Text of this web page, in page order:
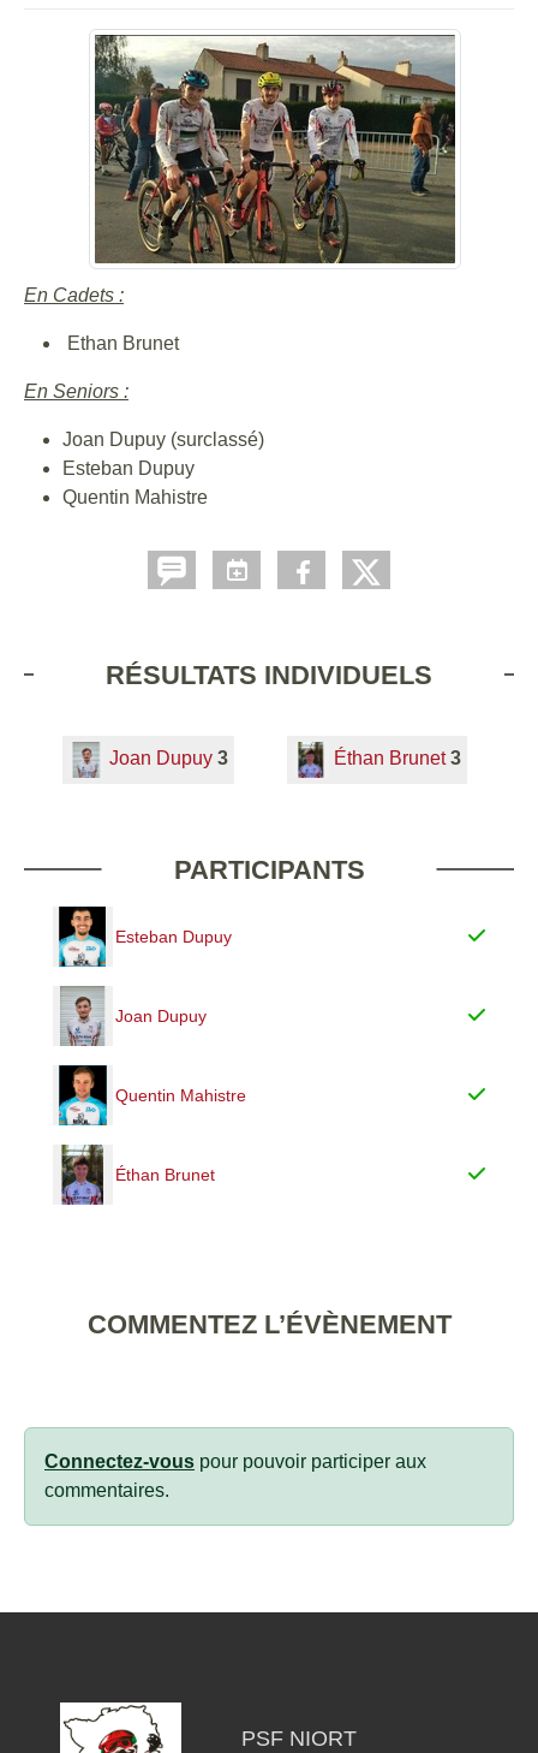
En Cadets :
Ethan Brunet
En Seniors :
Joan Dupuy (surclassé)
Esteban Dupuy
Quentin Mahistre
RÉSULTATS INDIVIDUELS
Joan Dupuy 3 Éthan Brunet 3
PARTICIPANTS
Esteban Dupuy
Joan Dupuy
Quentin Mahistre
Éthan Brunet
COMMENTEZ L’ÉVÈNEMENT
Connectez-vous pour pouvoir participer aux
commentaires.
PSF NIORT